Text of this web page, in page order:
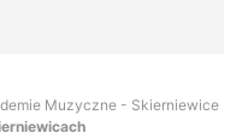
Muzyczne - Skierniewice